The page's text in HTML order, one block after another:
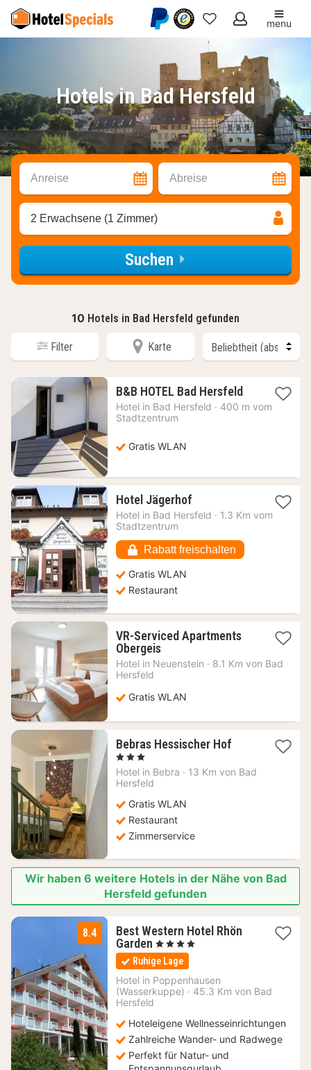
Meine
Favoriten
menu
Hotels in Bad Hersfeld
Anreise Abreise
2 Erwachsene (1 Zimmer)
Suchen
10 Hotels in Bad Hersfeld gefunden
Filter Karte
B&B HOTEL Bad Hersfeld1
Nacht
Hotel in Bad Hersfeld · 400 m vom
Stadtzentrum
Gratis WLAN
Hotel Jägerhof1
Nacht
€
Hotel in Bad Hersfeld · 1.3 Km vom
Stadtzentrum
Rabatt freischalten
Gratis WLAN
Restaurant
VR-Serviced Apartments
Obergeis1
Nacht
€
Hotel in Neuenstein · 8.1 Km von Bad
Hersfeld
Gratis WLAN
Bebras Hessischer Hof1
ab
, 3 Sterne
Hotel in Bebra · 13 Km von Bad
Hersfeld
Gratis WLAN
Restaurant
Zimmerservice
Wir haben 6 weitere Hotels in der Nähe von Bad
Hersfeld gefunden
8.4
Best Western Hotel Rhön
Garden 1
Nacht
ab
108,90
€
, 4 Sterne
Ruhige Lage
Hotel in Poppenhausen
(Wasserkuppe) · 45.3 Km von Bad
Hersfeld
Hoteleigene Wellnesseinrichtungen
Zahlreiche Wander- und Radwege
Perfekt für Natur- und